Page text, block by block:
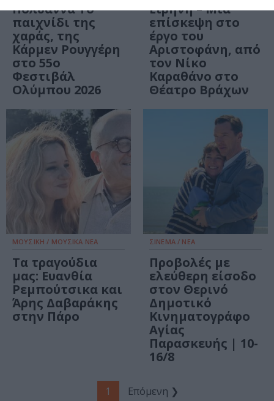
Πολυάννα Το
παιχνίδι της
χαράς, της
Κάρμεν Ρουγγέρη
στο 55ο
Φεστιβάλ
Ολύμπου 2026
Ειρήνη – Μια
επίσκεψη στο
έργο του
Αριστοφάνη, από
τον Νίκο
Καραθάνο στο
Θέατρο Βράχων
ΜΟΥΣΙΚΗ / ΜΟΥΣΙΚΑ ΝΕΑ
Τα τραγούδια
μας: Ευανθία
Ρεμπούτσικα και
Άρης Δαβαράκης
στην Πάρο
ΣΙΝΕΜΑ / ΝΕΑ
Προβολές με
ελεύθερη είσοδο
στον Θερινό
Δημοτικό
Κινηματογράφο
Αγίας
Παρασκευής | 10-
16/8
1 Επόμενη ❯